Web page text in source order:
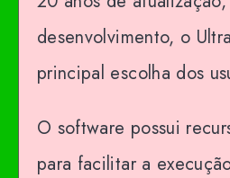
desenvolvimento, o
principal escolha dos
O software possui
para facilitar a